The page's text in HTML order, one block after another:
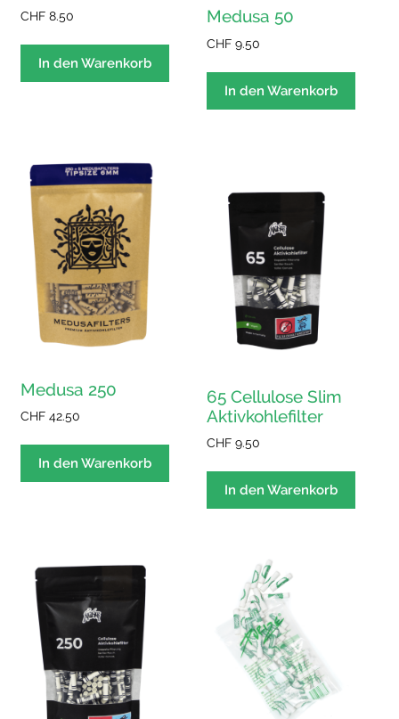
CHF 8.50
In den Warenkorb
Medusa 50
CHF 9.50
In den Warenkorb
Medusa 250
CHF 42.50
In den Warenkorb
65 Cellulose Slim
Aktivkohlefilter
CHF 9.50
In den Warenkorb